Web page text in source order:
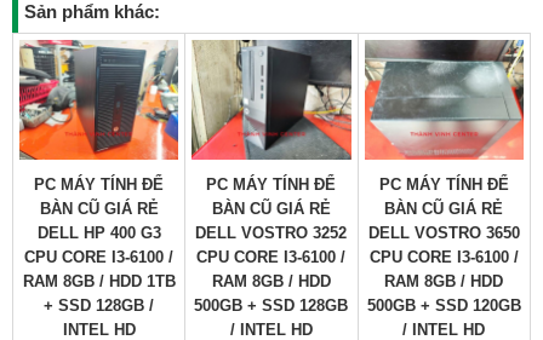
Sản phẩm khác:
PC MÁY TÍNH ĐỂ
BÀN CŨ GIÁ RẺ
DELL HP 400 G3
CPU CORE I3-6100 /
RAM 8GB / HDD 1TB
+ SSD 128GB /
INTEL HD
PC MÁY TÍNH ĐỂ
BÀN CŨ GIÁ RẺ
DELL VOSTRO 3252
CPU CORE I3-6100 /
RAM 8GB / HDD
500GB + SSD 128GB
/ INTEL HD
PC MÁY TÍNH ĐỂ
BÀN CŨ GIÁ RẺ
DELL VOSTRO 3650
CPU CORE I3-6100 /
RAM 8GB / HDD
500GB + SSD 120GB
/ INTEL HD